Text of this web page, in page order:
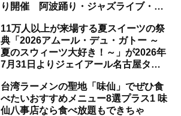
り開催 阿波踊り・ジャズライブ・道
夏祭りの見どころは？【まとめ／大曽
根】
11万人以上が来場する夏スイーツの祭
典「2026アムール・デュ・ガトー ～
夏のスウィーツ大好き！～」が2026年
7月31日よりジェイアール名古屋タカ
【名古屋駅】
台湾ラーメンの聖地「味仙」でぜひ食
べたいおすすめメニュー8選プラス1 味
仙八事店なら食べ放題もできちゃ